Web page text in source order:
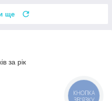
ще
за рік
КНОПКА
ЗВ'ЯЗКУ